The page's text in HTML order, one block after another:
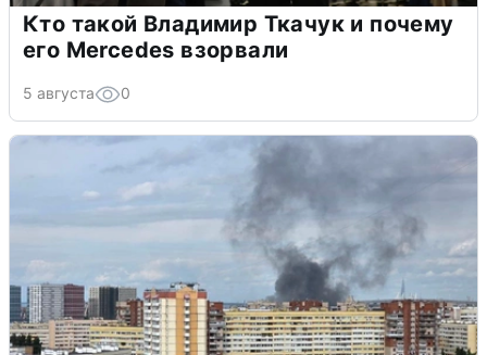
Кто такой Владимир Ткачук и почему
его Mercedes взорвали
5 августа 0